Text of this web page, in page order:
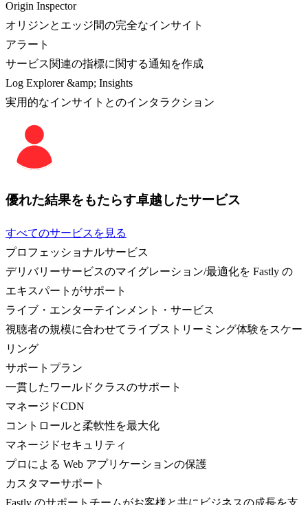
Origin Inspector
オリジンとエッジ間の完全なインサイト
アラート
サービス関連の指標に関する通知を作成
Log Explorer &amp; Insights
実用的なインサイトとのインタラクション
優れた結果をもたらす卓越したサービス
すべてのサービスを見る
プロフェッショナルサービス
デリバリーサービスのマイグレーション/最適化を Fastly の
エキスパートがサポート
ライブ・エンターテインメント・サービス
視聴者の規模に合わせてライブストリーミング体験をスケー
リング
サポートプラン
一貫したワールドクラスのサポート
マネージドCDN
コントロールと柔軟性を最大化
マネージドセキュリティ
プロによる Web アプリケーションの保護
カスタマーサポート